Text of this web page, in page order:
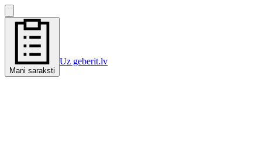
Mani saraksti
Uz geberit.lv